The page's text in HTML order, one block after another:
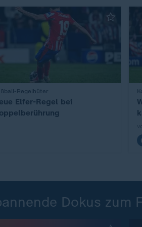
Regelhüter
Elfer-Regel bei
:
Dokus zum